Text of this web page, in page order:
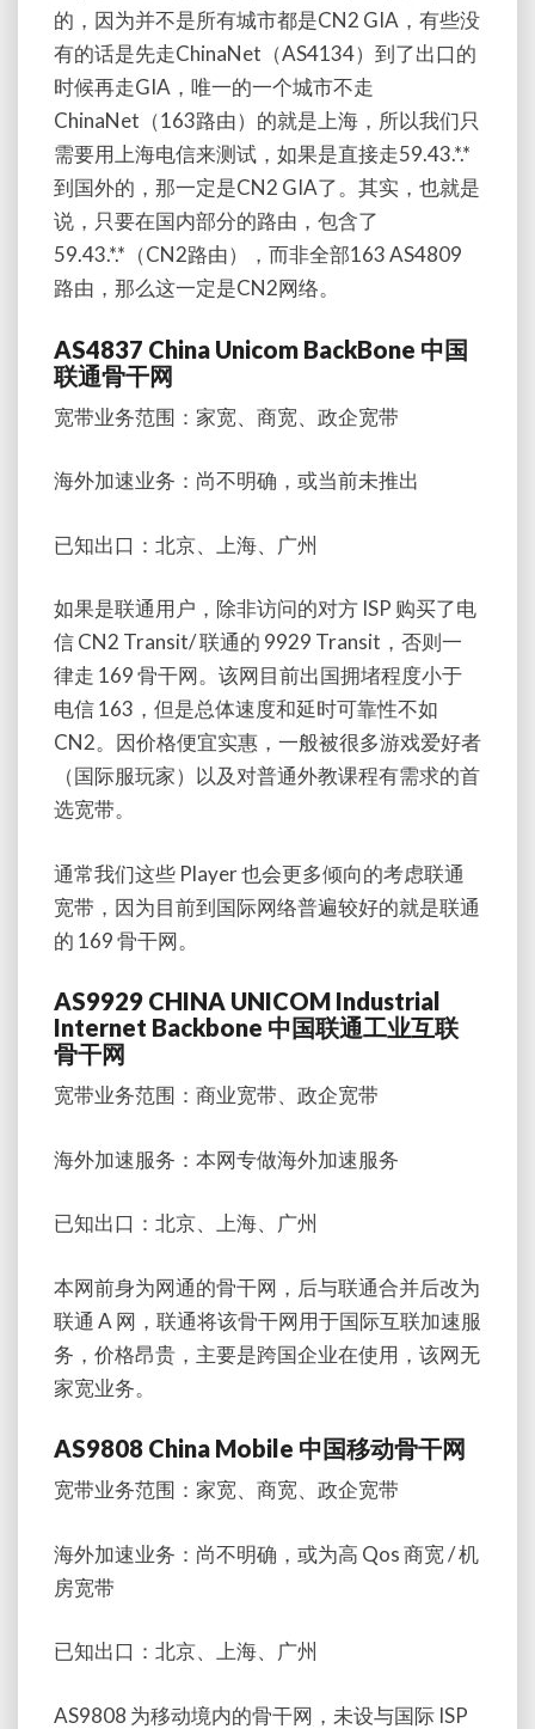
的，因为并不是所有城市都是CN2 GIA，有些没
有的话是先走ChinaNet（AS4134）到了出口的
时候再走GIA，唯一的一个城市不走
ChinaNet（163路由）的就是上海，所以我们只
需要用上海电信来测试，如果是直接走59.43.*.*
到国外的，那一定是CN2 GIA了。其实，也就是
说，只要在国内部分的路由，包含了
59.43.*.*（CN2路由），而非全部163 AS4809
路由，那么这一定是CN2网络。
AS4837 China Unicom BackBone 中国
联通骨干网
宽带业务范围：家宽、商宽、政企宽带
海外加速业务：尚不明确，或当前未推出
已知出口：北京、上海、广州
如果是联通用户，除非访问的对方 ISP 购买了电
信 CN2 Transit/ 联通的 9929 Transit，否则一
律走 169 骨干网。该网目前出国拥堵程度小于
电信 163，但是总体速度和延时可靠性不如
CN2。因价格便宜实惠，一般被很多游戏爱好者
（国际服玩家）以及对普通外教课程有需求的首
选宽带。
通常我们这些 Player 也会更多倾向的考虑联通
宽带，因为目前到国际网络普遍较好的就是联通
的 169 骨干网。
AS9929 CHINA UNICOM Industrial
Internet Backbone 中国联通工业互联
骨干网
宽带业务范围：商业宽带、政企宽带
海外加速服务：本网专做海外加速服务
已知出口：北京、上海、广州
本网前身为网通的骨干网，后与联通合并后改为
联通 A 网，联通将该骨干网用于国际互联加速服
务，价格昂贵，主要是跨国企业在使用，该网无
家宽业务。
AS9808 China Mobile 中国移动骨干网
宽带业务范围：家宽、商宽、政企宽带
海外加速业务：尚不明确，或为高 Qos 商宽 / 机
房宽带
已知出口：北京、上海、广州
AS9808 为移动境内的骨干网，未设与国际 ISP